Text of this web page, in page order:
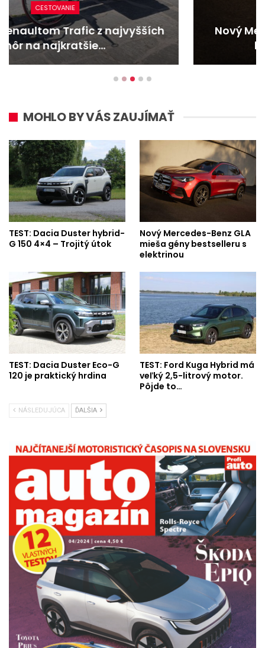
Nový Mercedes-Benz GLA mieša gény
bestselleru s elektrinou
MOHLO BY VÁS ZAUJÍMAŤ
TEST: Dacia Duster hybrid-
G 150 4×4 – Trojitý útok
Nový Mercedes-Benz GLA
mieša gény bestselleru s
elektrinou
TEST: Dacia Duster Eco-G
120 je praktický hrdina
TEST: Ford Kuga Hybrid má
veľký 2,5-litrový motor.
Pôjde to…
NÁSLEDUJÚCA ĎALŠIA